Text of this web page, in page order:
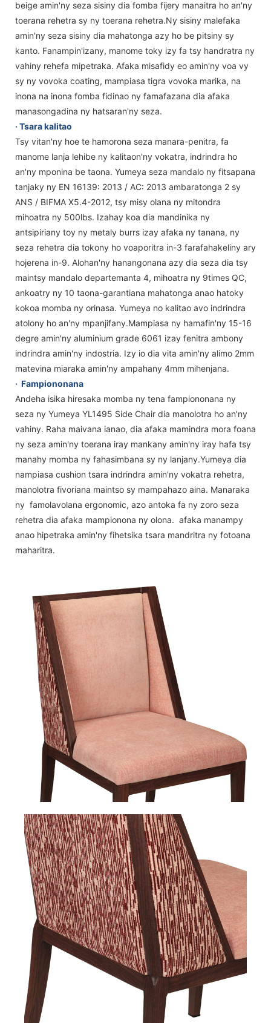
beige amin'ny seza sisiny dia fomba fijery manaitra ho an'ny
toerana rehetra sy ny toerana rehetra.Ny sisiny malefaka
amin'ny seza sisiny dia mahatonga azy ho be pitsiny sy
kanto. Fanampin'izany, manome toky izy fa tsy handratra ny
vahiny rehefa mipetraka. Afaka misafidy eo amin'ny voa vy
sy ny vovoka coating, mampiasa tigra vovoka marika, na
inona na inona fomba fidinao ny famafazana dia afaka
manasongadina ny hatsaran'ny seza.
· Tsara kalitao
Tsy vitan'ny hoe te hamorona seza manara-penitra, fa
manome lanja lehibe ny kalitaon'ny vokatra, indrindra ho
an'ny mponina be taona. Yumeya seza mandalo ny fitsapana
tanjaky ny EN 16139: 2013 / AC: 2013 ambaratonga 2 sy
ANS / BIFMA X5.4-2012, tsy misy olana ny mitondra
mihoatra ny 500lbs. Izahay koa dia mandinika ny
antsipiriany toy ny metaly burrs izay afaka ny tanana, ny
seza rehetra dia tokony ho voaporitra in-3 farafahakeliny ary
hojerena in-9. Alohan'ny hanangonana azy dia seza dia tsy
maintsy mandalo departemanta 4, mihoatra ny 9times QC,
ankoatry ny 10 taona-garantiana mahatonga anao hatoky
kokoa momba ny orinasa. Yumeya no kalitao avo indrindra
atolony ho an'ny mpanjifany.Mampiasa ny hamafin'ny 15-16
degre amin'ny aluminium grade 6061 izay fenitra ambony
indrindra amin'ny indostria. Izy io dia vita amin'ny alimo 2mm
matevina miaraka amin'ny ampahany 4mm mihenjana.
· Fampiononana
Andeha isika hiresaka momba ny tena fampiononana ny
seza ny Yumeya YL1495 Side Chair dia manolotra ho an'ny
vahiny. Raha maivana ianao, dia afaka mamindra mora foana
ny seza amin'ny toerana iray mankany amin'ny iray hafa tsy
manahy momba ny fahasimbana sy ny lanjany.Yumeya dia
nampiasa cushion tsara indrindra amin'ny vokatra rehetra,
manolotra fivoriana maintso sy mampahazo aina. Manaraka
ny famolavolana ergonomic, azo antoka fa ny zoro seza
rehetra dia afaka mampionona ny olona. afaka manampy
anao hipetraka amin'ny fihetsika tsara mandritra ny fotoana
maharitra.